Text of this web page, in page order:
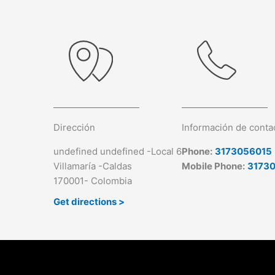
Dirección
undefined undefined -Local 6
Villamaría -Caldas
170001- Colombia
Get directions >
Información de
Phone: 3173056015
Mobile Phone: